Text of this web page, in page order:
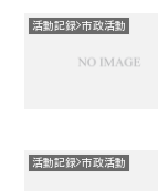
活動記録>市政活動
活動記録>市政活動